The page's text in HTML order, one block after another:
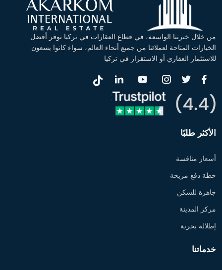
من خلال خبرتنا الواسعة، في قطاع العقارات في تركيا نوفر أفضل
الخيارات المتاحة لعملائنا من جميع أنحاء العالم، سواء كانوا يسعون
للاستثمار العقاري أو الاستقرار في تركيا
الأكثر طلبًا
أسعار منافسة
خطة دفع مريحة
جاهزة للسكن
مركز المدينة
إطلالة بحرية
خدماتنا